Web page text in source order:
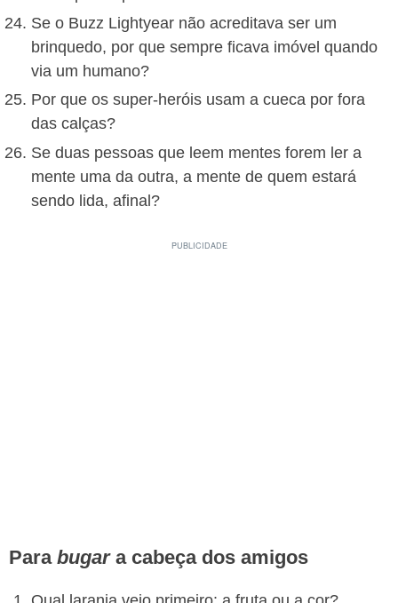
Se o Buzz Lightyear não acreditava ser um
brinquedo, por que sempre ficava imóvel quando
via um humano?
Por que os super-heróis usam a cueca por fora
das calças?
Se duas pessoas que leem mentes forem ler a
mente uma da outra, a mente de quem estará
sendo lida, afinal?
Para bugar a cabeça dos amigos